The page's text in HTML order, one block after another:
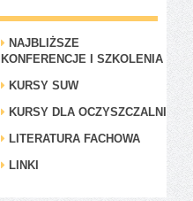
NAJBLIŻSZE
KONFERENCJE I SZKOLENIA
KURSY SUW
KURSY DLA OCZYSZCZALNI
LITERATURA FACHOWA
LINKI